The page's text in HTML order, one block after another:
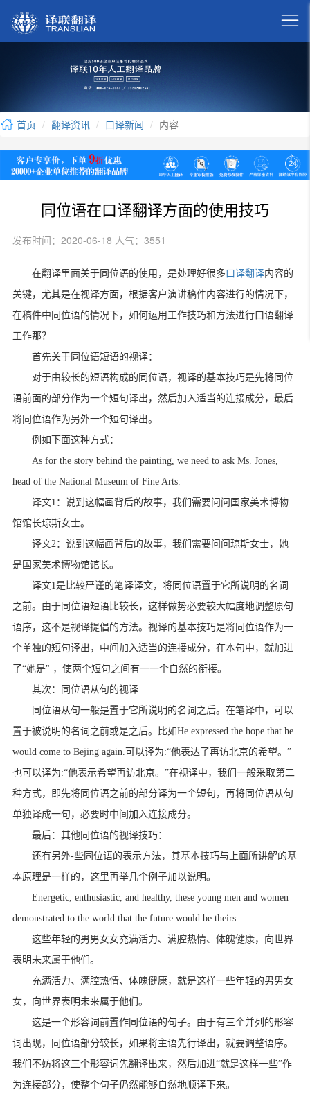

首页 翻译资讯 口译新闻 内容
同位语在口译翻译方面的使用技巧
发布时间：2020-06-18 人气：3551
在翻译里面关于同位语的使用，是处理好很多 口译翻译内容的
关键，尤其是在视译方面，根据客户演讲稿件内容进行的情况下，
在稿件中同位语的情况下，如何运用工作技巧和方法进行口语翻译
工作那？
首先关于同位语短语的视译：
对于由较长的短语构成的同位语，视译的基本技巧是先将同位
语前面的部分作为一个短句译出，然后加入适当的连接成分，最后
将同位语作为另外一个短句译出。
例如下面这种方式：
As for the story behind the painting, we need to ask Ms. Jones,
head of the National Museum of Fine Arts.
译文1：说到这幅画背后的故事，我们需要问问国家美术博物
馆馆长琼斯女士。
译文2：说到这幅画背后的故事，我们需要问问琼斯女士，她
是国家美术博物馆馆长。
译文1是比较严谨的笔译译文，将同位语置于它所说明的名词
之前。由于同位语短语比较长，这样做势必要较大幅度地调整原句
语序，这不是视译提倡的方法。视译的基本技巧是将同位语作为一
个单独的短句译出，中间加入适当的连接成分，在本句中，就加进
了“她是" ，使两个短句之间有一一个自然的衔接。
其次：同位语从句的视译
同位语从句一般是置于它所说明的名词之后。在笔译中，可以
置于被说明的名词之前或是之后。比如He expressed the hope that he
would come to Bejing again.可以译为:“他表达了再访北京的希望。”
也可以译为:“他表示希望再访北京。”在视译中，我们一般采取第二
种方式，即先将同位语之前的部分译为一个短句，再将同位语从句
单独译成一句，必要时中间加入连接成分。
最后：其他同位语的视译技巧：
还有另外-些同位语的表示方法，其基本技巧与上面所讲解的基
本原理是一样的，这里再举几个例子加以说明。
Energetic, enthusiastic, and healthy, these young men and women
demonstrated to the world that the future would be theirs.
这些年轻的男男女女充满活力、满腔热情、体魄健康，向世界
表明未来属于他们。
充满活力、满腔热情、体魄健康，就是这样一些年轻的男男女
女，向世界表明未来属于他们。
这是一个形容词前置作同位语的句子。由于有三个并列的形容
词出现，同位语部分较长，如果将主语先行译出，就要调整语序。
我们不妨将这三个形容词先翻译出来，然后加进“就是这样一些”作
为连接部分，使整个句子仍然能够自然地顺译下来。